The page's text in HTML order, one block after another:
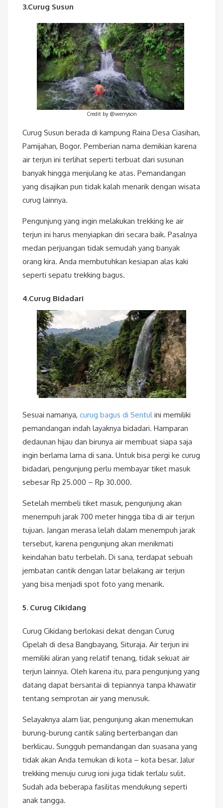
3.Curug Susun
Credit by @werryson
Curug Susun berada di kampung Raina Desa Ciasihan,
Pamijahan, Bogor. Pemberian nama demikian karena
air terjun ini terlihat seperti terbuat dari susunan
banyak hingga menjulang ke atas. Pemandangan
yang disajikan pun tidak kalah menarik dengan wisata
curug lainnya.
Pengunjung yang ingin melakukan trekking ke air
terjun ini harus menyiapkan diri secara baik. Pasalnya
medan perjuangan tidak semudah yang banyak
orang kira. Anda membutuhkan kesiapan alas kaki
seperti sepatu trekking bagus.
4.Curug Bidadari
Sesuai namanya, curug bagus di Sentul ini memiliki
pemandangan indah layaknya bidadari. Hamparan
dedaunan hijau dan birunya air membuat siapa saja
ingin berlama lama di sana. Untuk bisa pergi ke curug
bidadari, pengunjung perlu membayar tiket masuk
sebesar Rp 25.000 – Rp 30.000.
Setelah membeli tiket masuk, pengunjung akan
menempuh jarak 700 meter hingga tiba di air terjun
tujuan. Jangan merasa lelah dalam menempuh jarak
tersebut, karena pengunjung akan menikmati
keindahan batu terbelah. Di sana, terdapat sebuah
jembatan cantik dengan latar belakang air terjun
yang bisa menjadi spot foto yang menarik.
5. Curug Cikidang
Curug Cikidang berlokasi dekat dengan Curug
Cipelah di desa Bangbayang, Situraja. Air terjun ini
memiliki aliran yang relatif tenang, tidak sekuat air
terjun lainnya. Oleh karena itu, para pengunjung yang
datang dapat bersantai di tepiannya tanpa khawatir
tentang semprotan air yang menusuk.
Selayaknya alam liar, pengunjung akan menemukan
burung-burung cantik saling berterbangan dan
berklicau. Sungguh pemandangan dan suasana yang
tidak akan Anda temukan di kota – kota besar. Jalur
trekking menuju curug ioni juga tidak terlalu sulit.
Sudah ada beberapa fasilitas mendukung seperti
anak tangga.